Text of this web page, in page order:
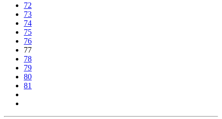
72
73
74
75
76
77
78
79
80
81